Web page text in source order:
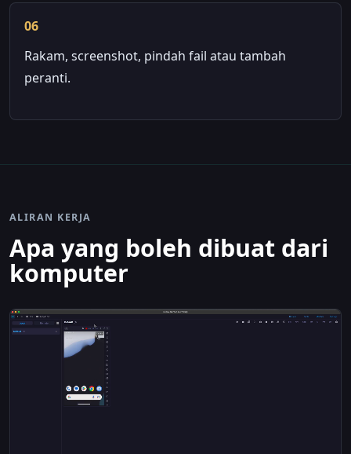
06
Rakam, screenshot, pindah fail atau tambah
peranti.
ALIRAN KERJA
Apa yang boleh dibuat dari
komputer